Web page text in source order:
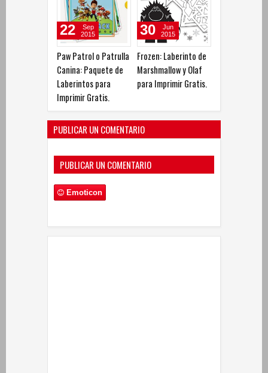
Paw Patrol o Patrulla
Canina: Paquete de
Laberintos para
Imprimir Gratis.
22
Sep
2015
Frozen: Laberinto de
Marshmallow y Olaf
para Imprimir Gratis.
30
Jun
2015
PUBLICAR UN COMENTARIO
PUBLICAR UN COMENTARIO
Emoticon